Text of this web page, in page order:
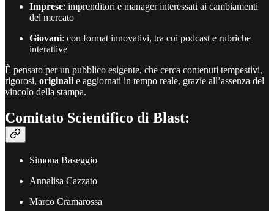
Imprese: imprenditori e manager interessati ai cambiamenti
del mercato
Giovani: con format innovativi, tra cui podcast e rubriche
interattive
È pensato per un pubblico esigente, che cerca contenuti tempestivi,
rigorosi, originali e aggiornati in tempo reale, grazie all’assenza del
vincolo della stampa.
Comitato Scientifico di Blast:
Simona Baseggio
Annalisa Cazzato
Marco Cramarossa